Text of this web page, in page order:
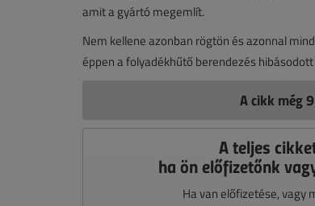
amit a gyártó megemlít.
Nem kellene azonban rögtön és azonnal
éppen a folyadékhűtő berendezés
A cikk még
A teljes
ha ön előfizetőnk
Ha van előfizetése, vagy